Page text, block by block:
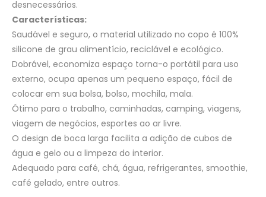
desnecessários.
Características:
Saudável e seguro, o material utilizado no copo é 100%
silicone de grau alimentício, reciclável e ecológico.
Dobrável, economiza espaço torna-o portátil para uso
externo, ocupa apenas um pequeno espaço, fácil de
colocar em sua bolsa, bolso, mochila, mala.
Ótimo para o trabalho, caminhadas, camping, viagens,
viagem de negócios, esportes ao ar livre.
O design de boca larga facilita a adição de cubos de
água e gelo ou a limpeza do interior.
Adequado para café, chá, água, refrigerantes, smoothie,
café gelado, entre outros.